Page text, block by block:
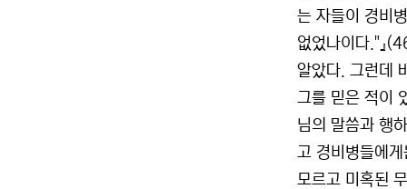
는 자들이 경비
없었나이다."』
알았다. 그런데
그를 믿은 적이
님의 말씀과 행
고 경비병들에
모르고 미혹된